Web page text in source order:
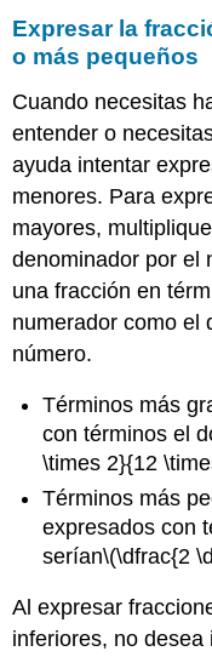
Expresar la
o más pequeños
Cuando necesitas
entender o
ayuda intentar
menores. Para
mayores,
denominador por el
una fracción en
numerador como el
número.
Términos más
con términos el
\times 2}{12
Términos más
expresados con
serían\(\dfrac{2
Al expresar
inferiores, no